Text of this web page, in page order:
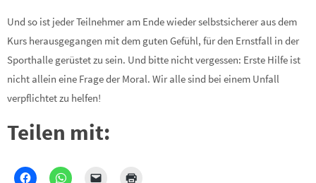
Und so ist jeder Teilnehmer am Ende wieder selbstsicherer aus dem
Kurs herausgegangen mit dem guten Gefühl, für den Ernstfall in der
Sporthalle gerüstet zu sein. Und bitte nicht vergessen: Erste Hilfe ist
nicht allein eine Frage der Moral. Wir alle sind bei einem Unfall
verpflichtet zu helfen!
Teilen mit: